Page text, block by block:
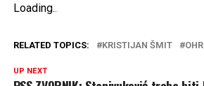
Loading...
RELATED TOPICS: KRISTIJAN ŠMIT OHR
UP NEXT